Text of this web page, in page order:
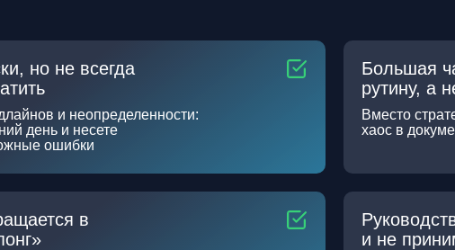
и не
в
Вместо
хаос в
Большая
рутину, а
и неопределенности:
день и несете
ошибки
но не всегда